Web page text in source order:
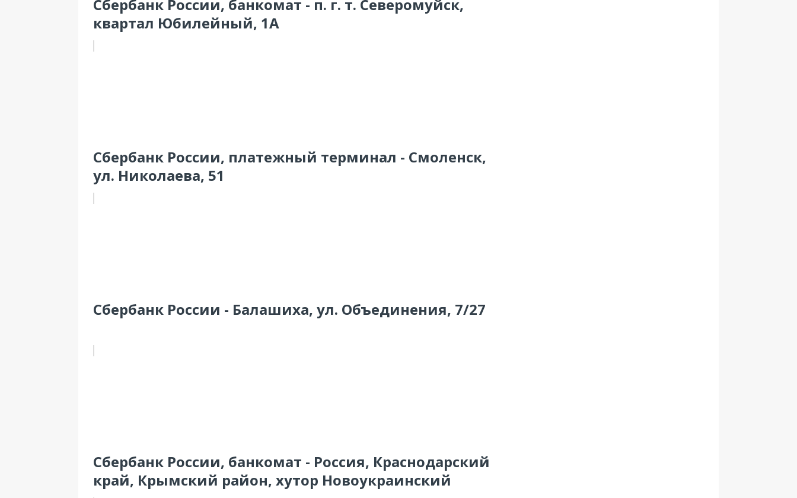
Сбербанк России, банкомат - п. г. т. Северомуйск,
квартал Юбилейный, 1А
Сбербанк России, платежный терминал - Смоленск,
ул. Николаева, 51
Сбербанк России - Балашиха, ул. Объединения, 7/27
Сбербанк России, банкомат - Россия, Краснодарский
край, Крымский район, хутор Новоукраинский